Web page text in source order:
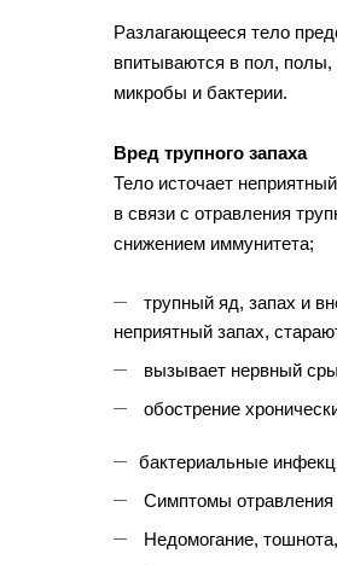
Разлагающееся тело
впитываются в пол, полы,
микробы и бактерии.
Вред трупного запаха
Тело источает
в связи с отравления
снижением иммунитета;
трупный яд, запах и
неприятный запах,
вызывает нервный
обострение
бактериальные
Симптомы
Недомогание,